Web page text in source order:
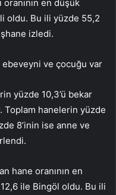
en düşük
oldu. Bu ili yüzde 55,2
izledi.
ebeveyni ve çocuğu var
yüzde 10,3’ü bekar
Toplam hanelerin yüzde
8’inin ise anne ve
hane oranının en
ile Bingöl oldu. Bu ili